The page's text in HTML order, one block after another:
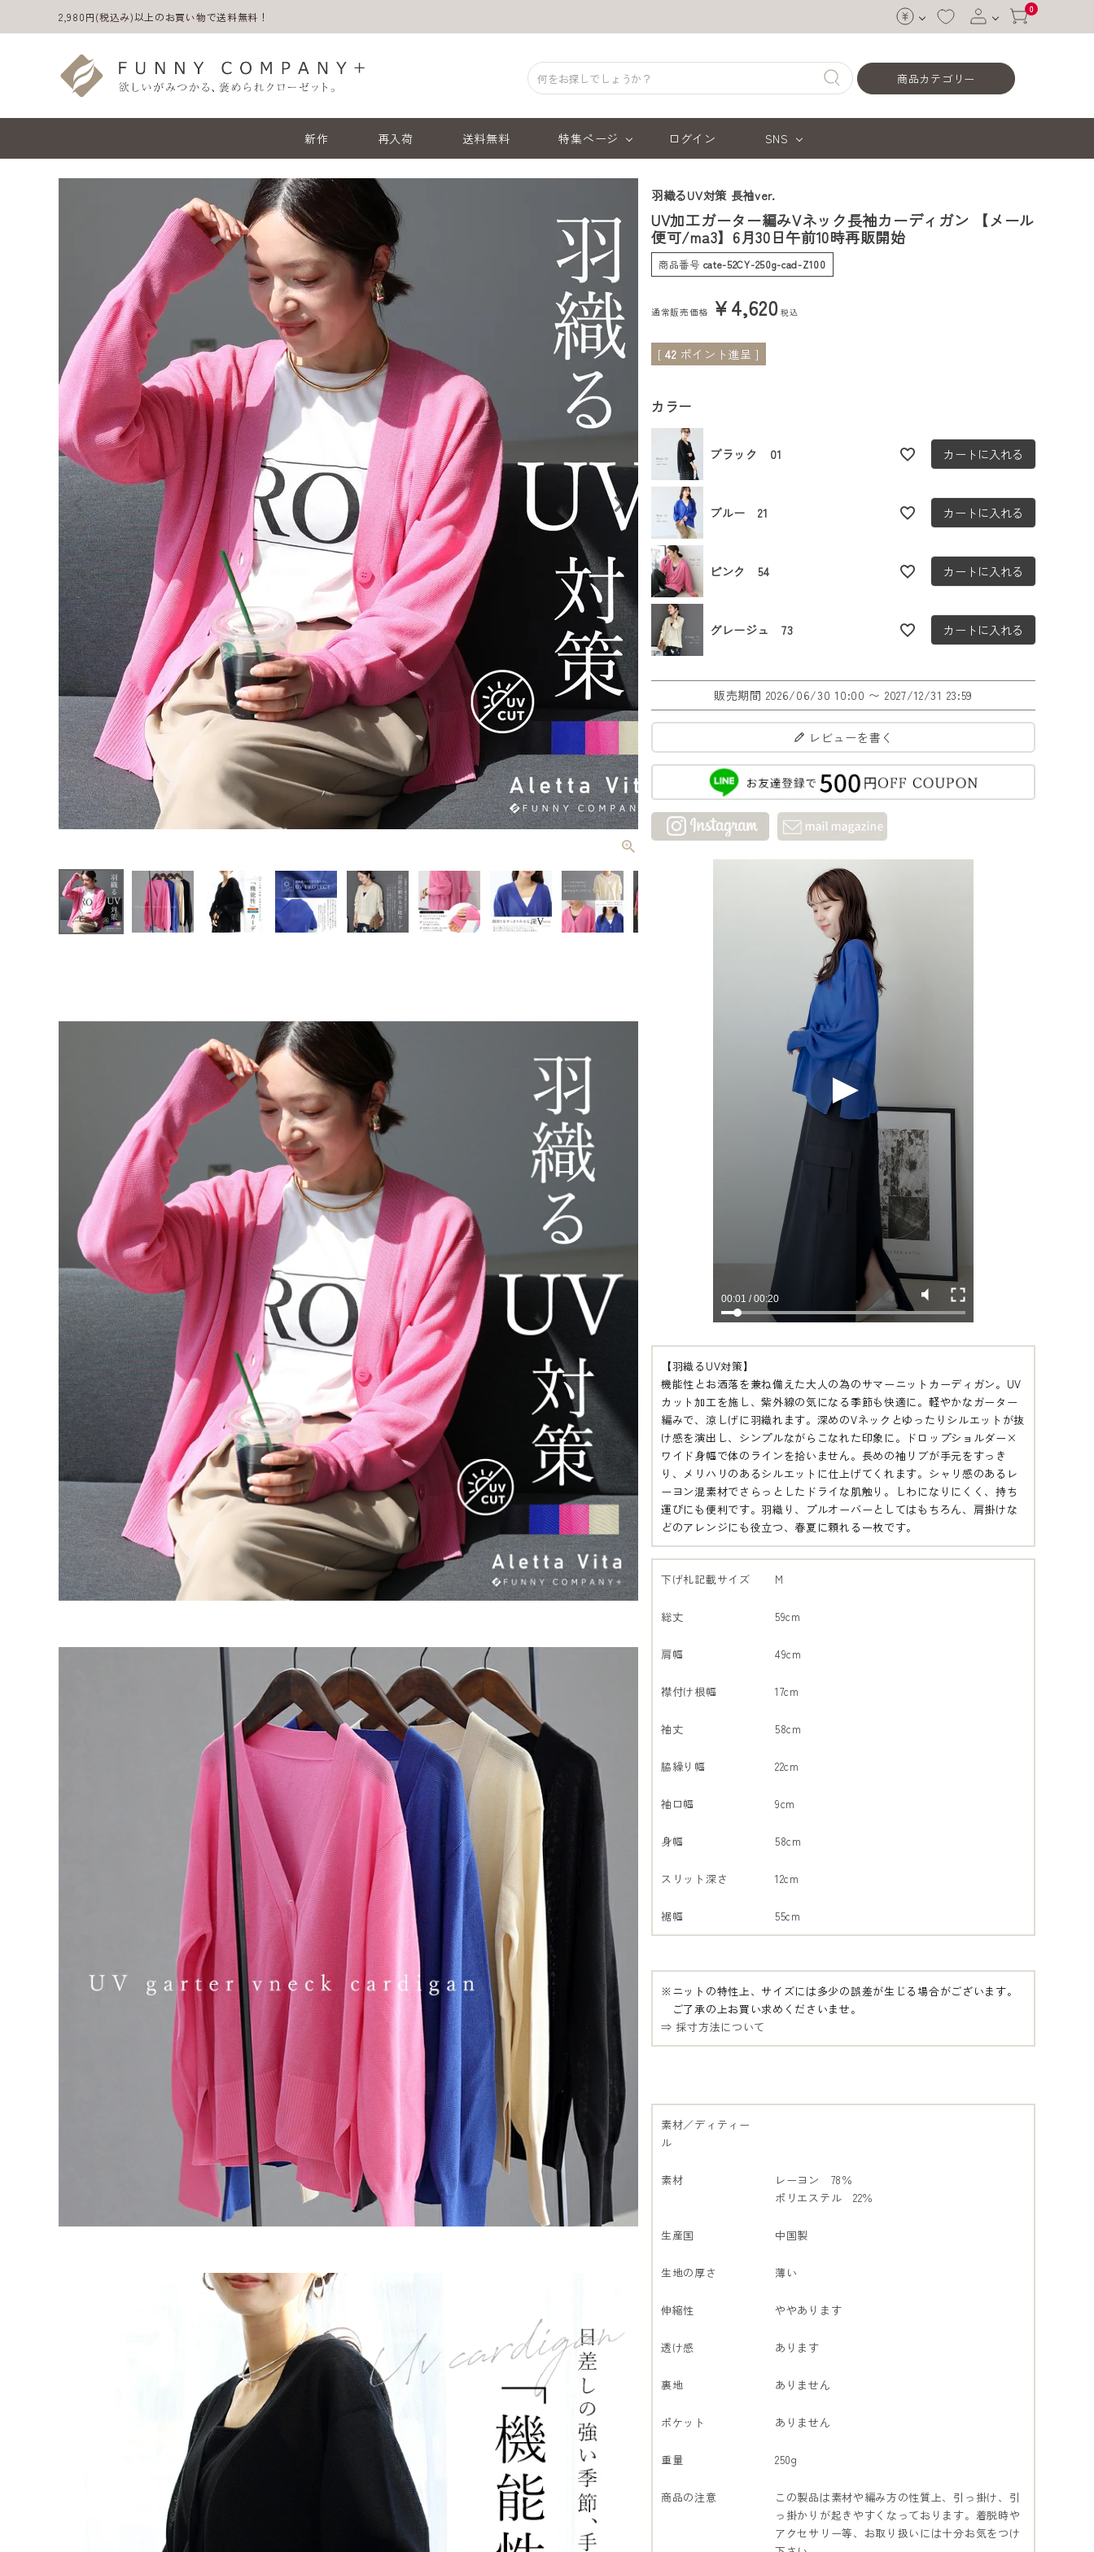
2,980円(税込み)以上のお買い物で送料無料！
会員登録
0
商品カテゴリー
新作 再入荷 送料無料 特集ページ ログイン SNS
ACCOUNT MENU
ようこそ ゲスト 様
ログイン 会員登録
レディーストップス
レディースボトムス
ファッション雑貨
会員ステージ特典プログラムについて
羽織るUV対策 長袖ver.
UV加工ガーター編みVネック長袖カーディガン 【メール
便可/ma3】6月30日午前10時再販開始
商品番号 cate-52CY-250g-cad-Z100
通常販売価格 ¥4,620 税込
[ 42 ポイント進呈 ]
カラー
ブラック 01 カートに入れる
ブルー 21 カートに入れる
ピンク 54 カートに入れる
グレージュ 73 カートに入れる
販売期間 2026/06/30 10:00 〜 2027/12/31 23:59
レビューを書く
【羽織るUV対策】
機能性とお洒落を兼ね備えた大人の為のサマーニットカーディガン。UV
カット加工を施し、紫外線の気になる季節も快適に。軽やかなガーター
編みで、涼しげに羽織れます。深めのVネックとゆったりシルエットが抜
け感を演出し、シンプルながらこなれた印象に。ドロップショルダー×
ワイド身幅で体のラインを拾いません。長めの袖リブが手元をすっき
り、メリハリのあるシルエットに仕上げてくれます。シャリ感のあるレ
ーヨン混素材でさらっとしたドライな肌触り。しわになりにくく、持ち
運びにも便利です。羽織り、プルオーバーとしてはもちろん、肩掛けな
どのアレンジにも役立つ、春夏に頼れる一枚です。
下げ札記載サイズ M
総丈 59cm
肩幅 49cm
襟付け根幅 17cm
袖丈 58cm
脇繰り幅 22cm
袖口幅 9cm
身幅 58cm
スリット深さ 12cm
裾幅 55cm
※ニットの特性上、サイズには多少の誤差が生じる場合がございます。
ご了承の上お買い求めくださいませ。
⇒ 採寸方法について
素材／ディティー
ル
素材
レーヨン 78％
ポリエステル 22％
生産国 中国製
生地の厚さ 薄い
伸縮性 ややあります
透け感 あります
裏地 ありません
ポケット ありません
重量 250g
商品の注意
この製品は素材や編み方の性質上、引っ掛け、引
っ掛かりが起きやすくなっております。着脱時や
アクセサリー等、お取り扱いには十分お気をつけ